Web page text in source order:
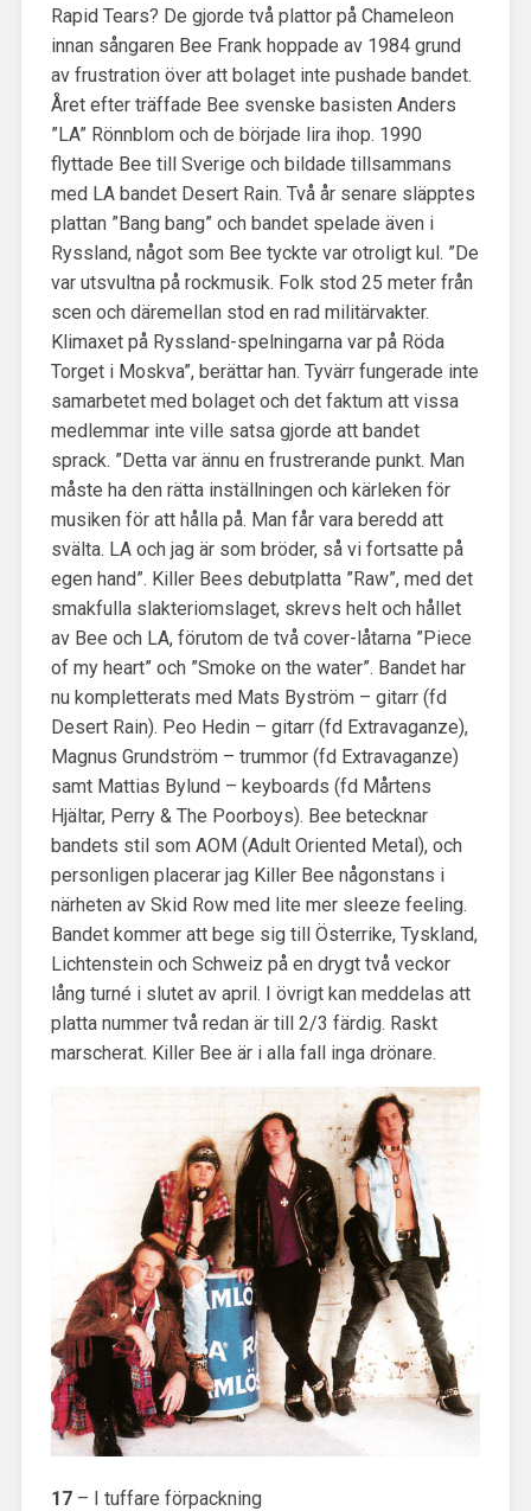
Rapid Tears? De gjorde två plattor på Chameleon
innan sångaren Bee Frank hoppade av 1984 grund
av frustration över att bolaget inte pushade bandet.
Året efter träffade Bee svenske basisten Anders
”LA” Rönnblom och de började lira ihop. 1990
flyttade Bee till Sverige och bildade tillsammans
med LA bandet Desert Rain. Två år senare släpptes
plattan ”Bang bang” och bandet spelade även i
Ryssland, något som Bee tyckte var otroligt kul. ”De
var utsvultna på rockmusik. Folk stod 25 meter från
scen och däremellan stod en rad militärvakter.
Klimaxet på Ryssland-spelningarna var på Röda
Torget i Moskva”, berättar han. Tyvärr fungerade inte
samarbetet med bolaget och det faktum att vissa
medlemmar inte ville satsa gjorde att bandet
sprack. ”Detta var ännu en frustrerande punkt. Man
måste ha den rätta inställningen och kärleken för
musiken för att hålla på. Man får vara beredd att
svälta. LA och jag är som bröder, så vi fortsatte på
egen hand”. Killer Bees debutplatta ”Raw”, med det
smakfulla slakteriomslaget, skrevs helt och hållet
av Bee och LA, förutom de två cover-låtarna ”Piece
of my heart” och ”Smoke on the water”. Bandet har
nu kompletterats med Mats Byström – gitarr (fd
Desert Rain). Peo Hedin – gitarr (fd Extravaganze),
Magnus Grundström – trummor (fd Extravaganze)
samt Mattias Bylund – keyboards (fd Mårtens
Hjältar, Perry & The Poorboys). Bee betecknar
bandets stil som AOM (Adult Oriented Metal), och
personligen placerar jag Killer Bee någonstans i
närheten av Skid Row med lite mer sleeze feeling.
Bandet kommer att bege sig till Österrike, Tyskland,
Lichtenstein och Schweiz på en drygt två veckor
lång turné i slutet av april. I övrigt kan meddelas att
platta nummer två redan är till 2/3 färdig. Raskt
marscherat. Killer Bee är i alla fall inga drönare.
17– I tuffare förpackning